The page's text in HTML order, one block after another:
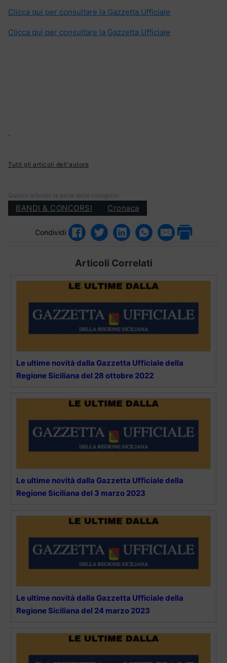
Clicca qui per consultare la Gazzetta Ufficiale
Clicca qui per consultare la Gazzetta Ufficiale
.
Tutti gli articoli dell'autore
Questo articolo fa parte delle categorie:
BANDI & CONCORSI Cronaca
Condividi
Articoli Correlati
Le ultime novità dalla Gazzetta Ufficiale della
Regione Siciliana del 28 ottobre 2022
Le ultime novità dalla Gazzetta Ufficiale della
Regione Siciliana del 3 marzo 2023
Le ultime novità dalla Gazzetta Ufficiale della
Regione Siciliana del 24 marzo 2023